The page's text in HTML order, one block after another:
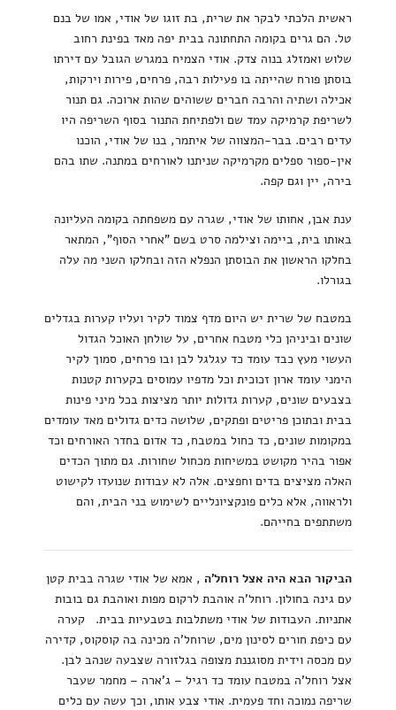
ראשית הלכתי לבקר את שרית, בת זוגו של אודי, אמו של בנם
טל. הם גרים בקומה התחתונה בבית יפה מאד בפינת רחוב
שלוש ואמזלג בנוה צדק. אודי הצמיח במגרש הגובל עם דירתו
בוסתן פורח שהייתה בו פעילות רבה, פרחים, פירות וירקות,
אכילה ושתיה והרבה חברים ששוהים שהות ארוכה. גם תנור
לשריפת קרמיקה עמד שם ולפתיחת התנור בסוף השריפה היו
עדים רבים. בבר-המצווה של איתמר, בנו של אודי, הוכנו
אין-ספור ספלים מקרמיקה שניתנו לאורחים במתנה. שתו בהם
בירה, יין וגם קפה.
ענת אבן, אחותו של אודי, שגרה עם משפחתה בקומה העליונה
באותו בית, ביימה וצילמה סרט בשם "אחרי הסוף", המתאר
בחלקו הראשון את הבוסתן הנפלא הזה ובחלקו השני מה עלה
בגורלו.
במטבח של שרית יש היום מדף צמוד לקיר ועליו קערות בגדלים
שונים וביניהן כלי מטבח אחרים, על שולחן האוכל הגדול
העשוי מעץ כבד עומד כד עגלגל לבן ובו פרחים, סמוך לקיר
הימני עומד ארון זכוכית וכל מדפיו עמוסים בקערות קטנות
בצבעים שונים, קערות גדולות יותר מציצות בכל מיני פינות
בבית ובתוכן פריטים ופתקים, שלושה כדים גדולים מאד עומדים
במקומות שונים, כד כחול במטבח, כד אדום בחדר האורחים וכד
אפור בהיר מקושט במשיחות מכחול שחורות. גם מתוך הכדים
האלה מציצים בדים וחפצים. אלה לא עבודות שנועדו לקישוט
ולראווה, אלא כלים פונקציונליים לשימוש בני הבית, והם
משתתפים בחייהם.
הביקור הבא היה אצל רוחל'ה , אמא של אודי שגרה בבית קטן
עם גינה בחולון. רוחל'ה אוהבת לרקום מפות ואוהבת גם בובות
אתניות. העבודות של אודי משתלבות בטבעיות בבית. קערה
עם כיפת חורים לסינון מים, שרוחל'ה מכינה בה קוסקוס, קדירה
עם מכסה וידית מסוגננת מצופה בגלזורה שצבעה שנהב לבן.
אצל רוחל'ה במטבח עומד כד רגיל – ג'ארה – מחמר שעבר
שריפה נמוכה וחד פעמית. אודי צבע אותו, וכך עשה עם כלים